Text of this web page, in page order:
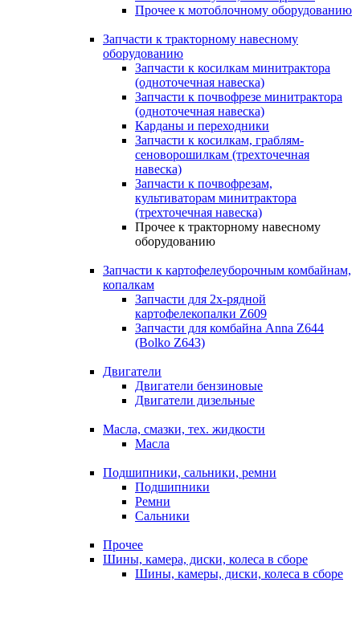
Прочее к мотоблочному оборудованию
Запчасти к тракторному навесному
оборудованию
Запчасти к косилкам минитрактора
(одноточечная навеска)
Запчасти к почвофрезе минитрактора
(одноточечная навеска)
Карданы и переходники
Запчасти к косилкам, граблям-
сеноворошилкам (трехточечная
навеска)
Запчасти к почвофрезам,
культиваторам минитрактора
(трехточечная навеска)
Прочее к тракторному навесному
оборудованию
Запчасти к картофелеуборочным комбайнам,
копалкам
Запчасти для 2х-рядной
картофелекопалки Z609
Запчасти для комбайна Anna Z644
(Bolko Z643)
Двигатели
Двигатели бензиновые
Двигатели дизельные
Масла, смазки, тех. жидкости
Масла
Подшипники, сальники, ремни
Подшипники
Ремни
Сальники
Прочее
Шины, камера, диски, колеса в сборе
Шины, камеры, диски, колеса в сборе